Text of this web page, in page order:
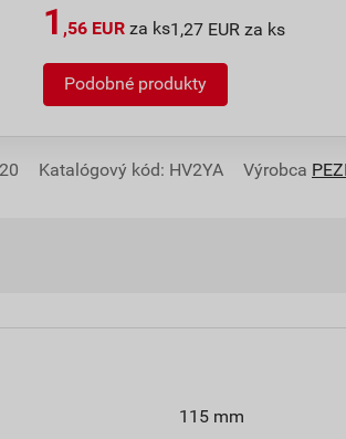
1 ,56 EUR za ks1,27 EUR za ks
Podobné produkty
Katalógový kód: HV2YA Výrobca
115 mm